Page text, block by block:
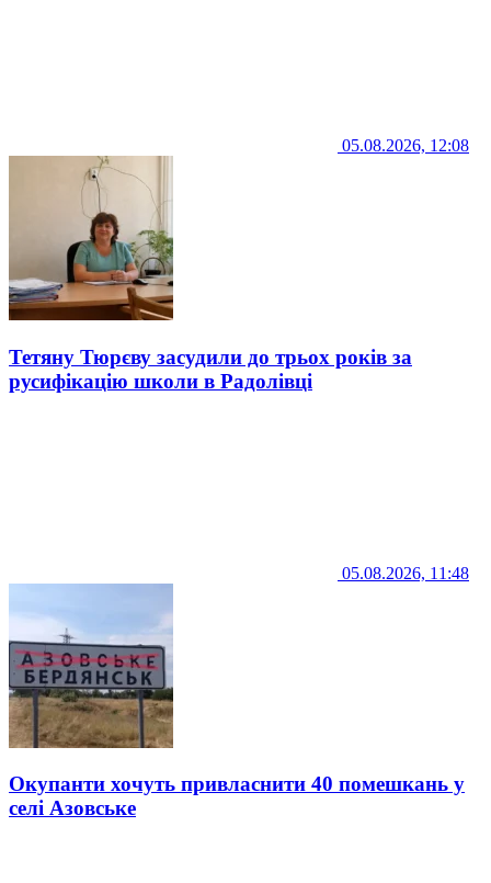
05.08.2026, 12:08
Тетяну Тюрєву засудили до трьох років за
русифікацію школи в Радолівці
05.08.2026, 11:48
Окупанти хочуть привласнити 40 помешкань у
селі Азовське